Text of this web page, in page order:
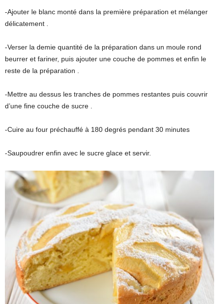
-Ajouter le blanc monté dans la première préparation et mélanger
délicatement .
-Verser la demie quantité de la préparation dans un moule rond
beurrer et fariner, puis ajouter une couche de pommes et enfin le
reste de la préparation .
-Mettre au dessus les tranches de pommes restantes puis couvrir
d’une fine couche de sucre .
-Cuire au four préchauffé à 180 degrés pendant 30 minutes
-Saupoudrer enfin avec le sucre glace et servir.